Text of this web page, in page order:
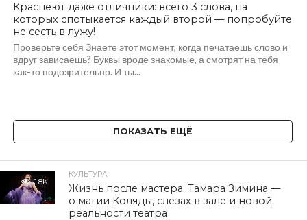
Краснеют даже отличники: всего 3 слова, на
которых спотыкается каждый второй — попробуйте
не сесть в лужу!
Проверьте себя Знаете этот момент, когда печатаешь слово и
вдруг зависаешь? Буквы вроде знакомые, а смотрят на тебя
как-то подозрительно. И ты...
ПОКАЗАТЬ ЕЩЁ
1.8K
КУЛЬТУРА
Жизнь после мастера. Тамара Зимина —
о магии Коляды, слёзах в зале и новой
реальности театра